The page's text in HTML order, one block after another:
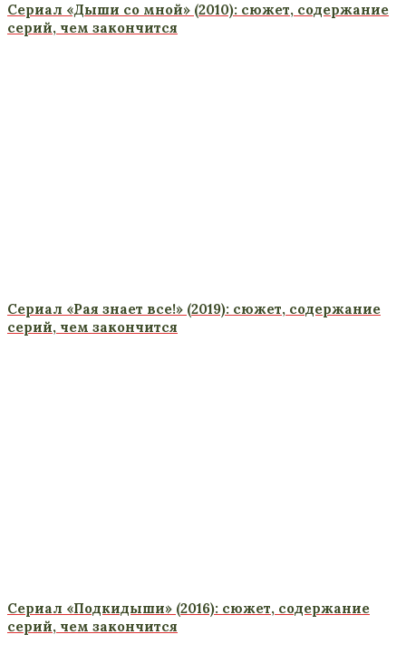
Сериал «Дыши со мной» (2010): сюжет, содержание
серий, чем закончится
Сериал «Рая знает все!» (2019): сюжет, содержание
серий, чем закончится
Сериал «Подкидыши» (2016): сюжет, содержание
серий, чем закончится